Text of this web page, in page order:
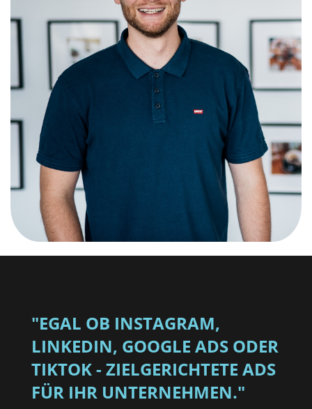
"EGAL OB INSTAGRAM,
LINKEDIN, GOOGLE ADS ODER
TIKTOK - ZIELGERICHTETE ADS
FÜR IHR UNTERNEHMEN."